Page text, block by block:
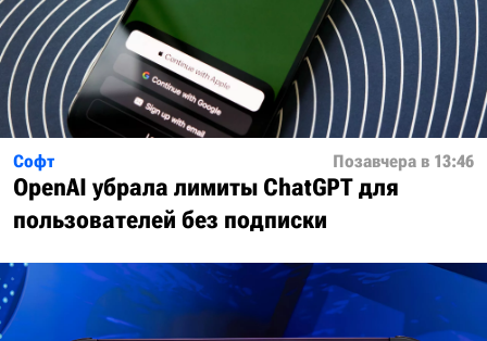
Софт Позавчера в 13:46
OpenAI убрала лимиты ChatGPT для
пользователей без подписки